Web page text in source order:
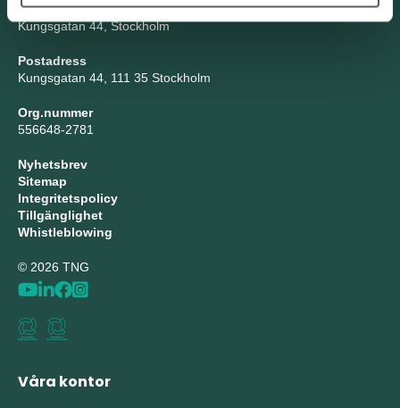
Besöksadress
Kungsgatan 44, Stockholm
Postadress
Kungsgatan 44, 111 35 Stockholm
Org.nummer
556648-2781
Nyhetsbrev
Sitemap
Integritetspolicy
Tillgänglighet
Whistleblowing
© 2026 TNG
Våra kontor